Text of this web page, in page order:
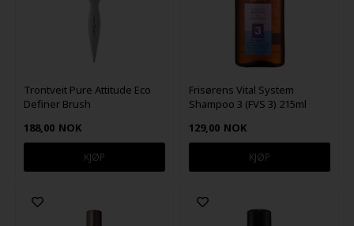
Trontveit Pure Attitude Eco
Definer Brush
188,00 NOK
Frisørens Vital System
Shampoo 3 (FVS 3) 215ml
129,00 NOK